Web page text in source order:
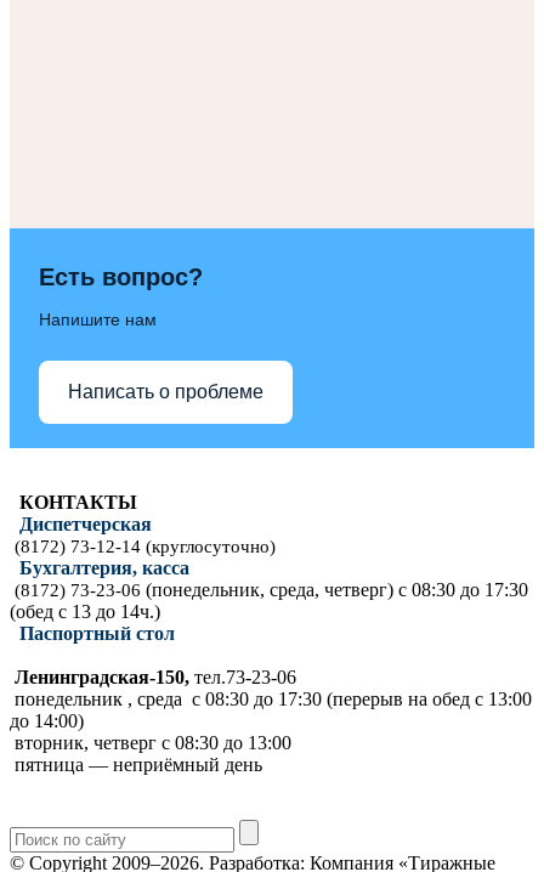
Есть вопрос?
Напишите нам
Написать о проблеме
КОНТАКТЫ
Диспетчерская
(8172) 73-12-14 (круглосуточно)
Бухгалтерия, касса
(8172) 73-23-06 (понедельник, среда, четверг) с 08:30 до 17:30
(обед с 13 до 14ч.)
Паспортный стол
Ленинградская-150, тел.73-23-06
понедельник , среда с 08:30 до 17:30 (перерыв на обед с 13:00
до 14:00)
вторник, четверг с 08:30 до 13:00
пятница — неприёмный день
© Copyright 2009–2026. Разработка: Компания «Тиражные